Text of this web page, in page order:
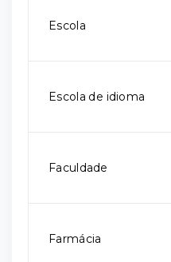
Escola
Escola de idioma
Faculdade
Farmácia